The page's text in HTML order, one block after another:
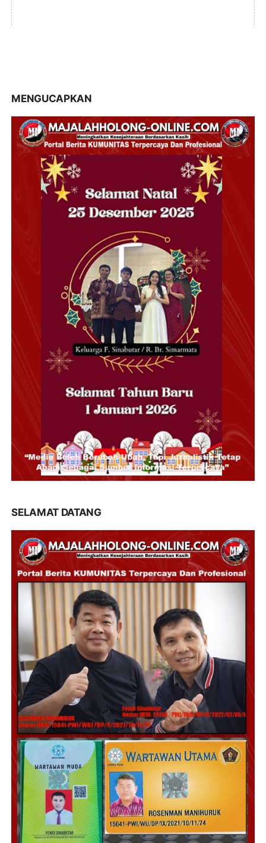
MENGUCAPKAN
SELAMAT DATANG